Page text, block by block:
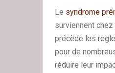
Le syndrome
surviennent
précède les
pour de
réduire leur